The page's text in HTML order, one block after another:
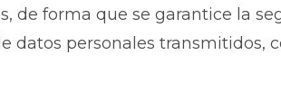
de forma que se garantice la
datos personales transmitidos,